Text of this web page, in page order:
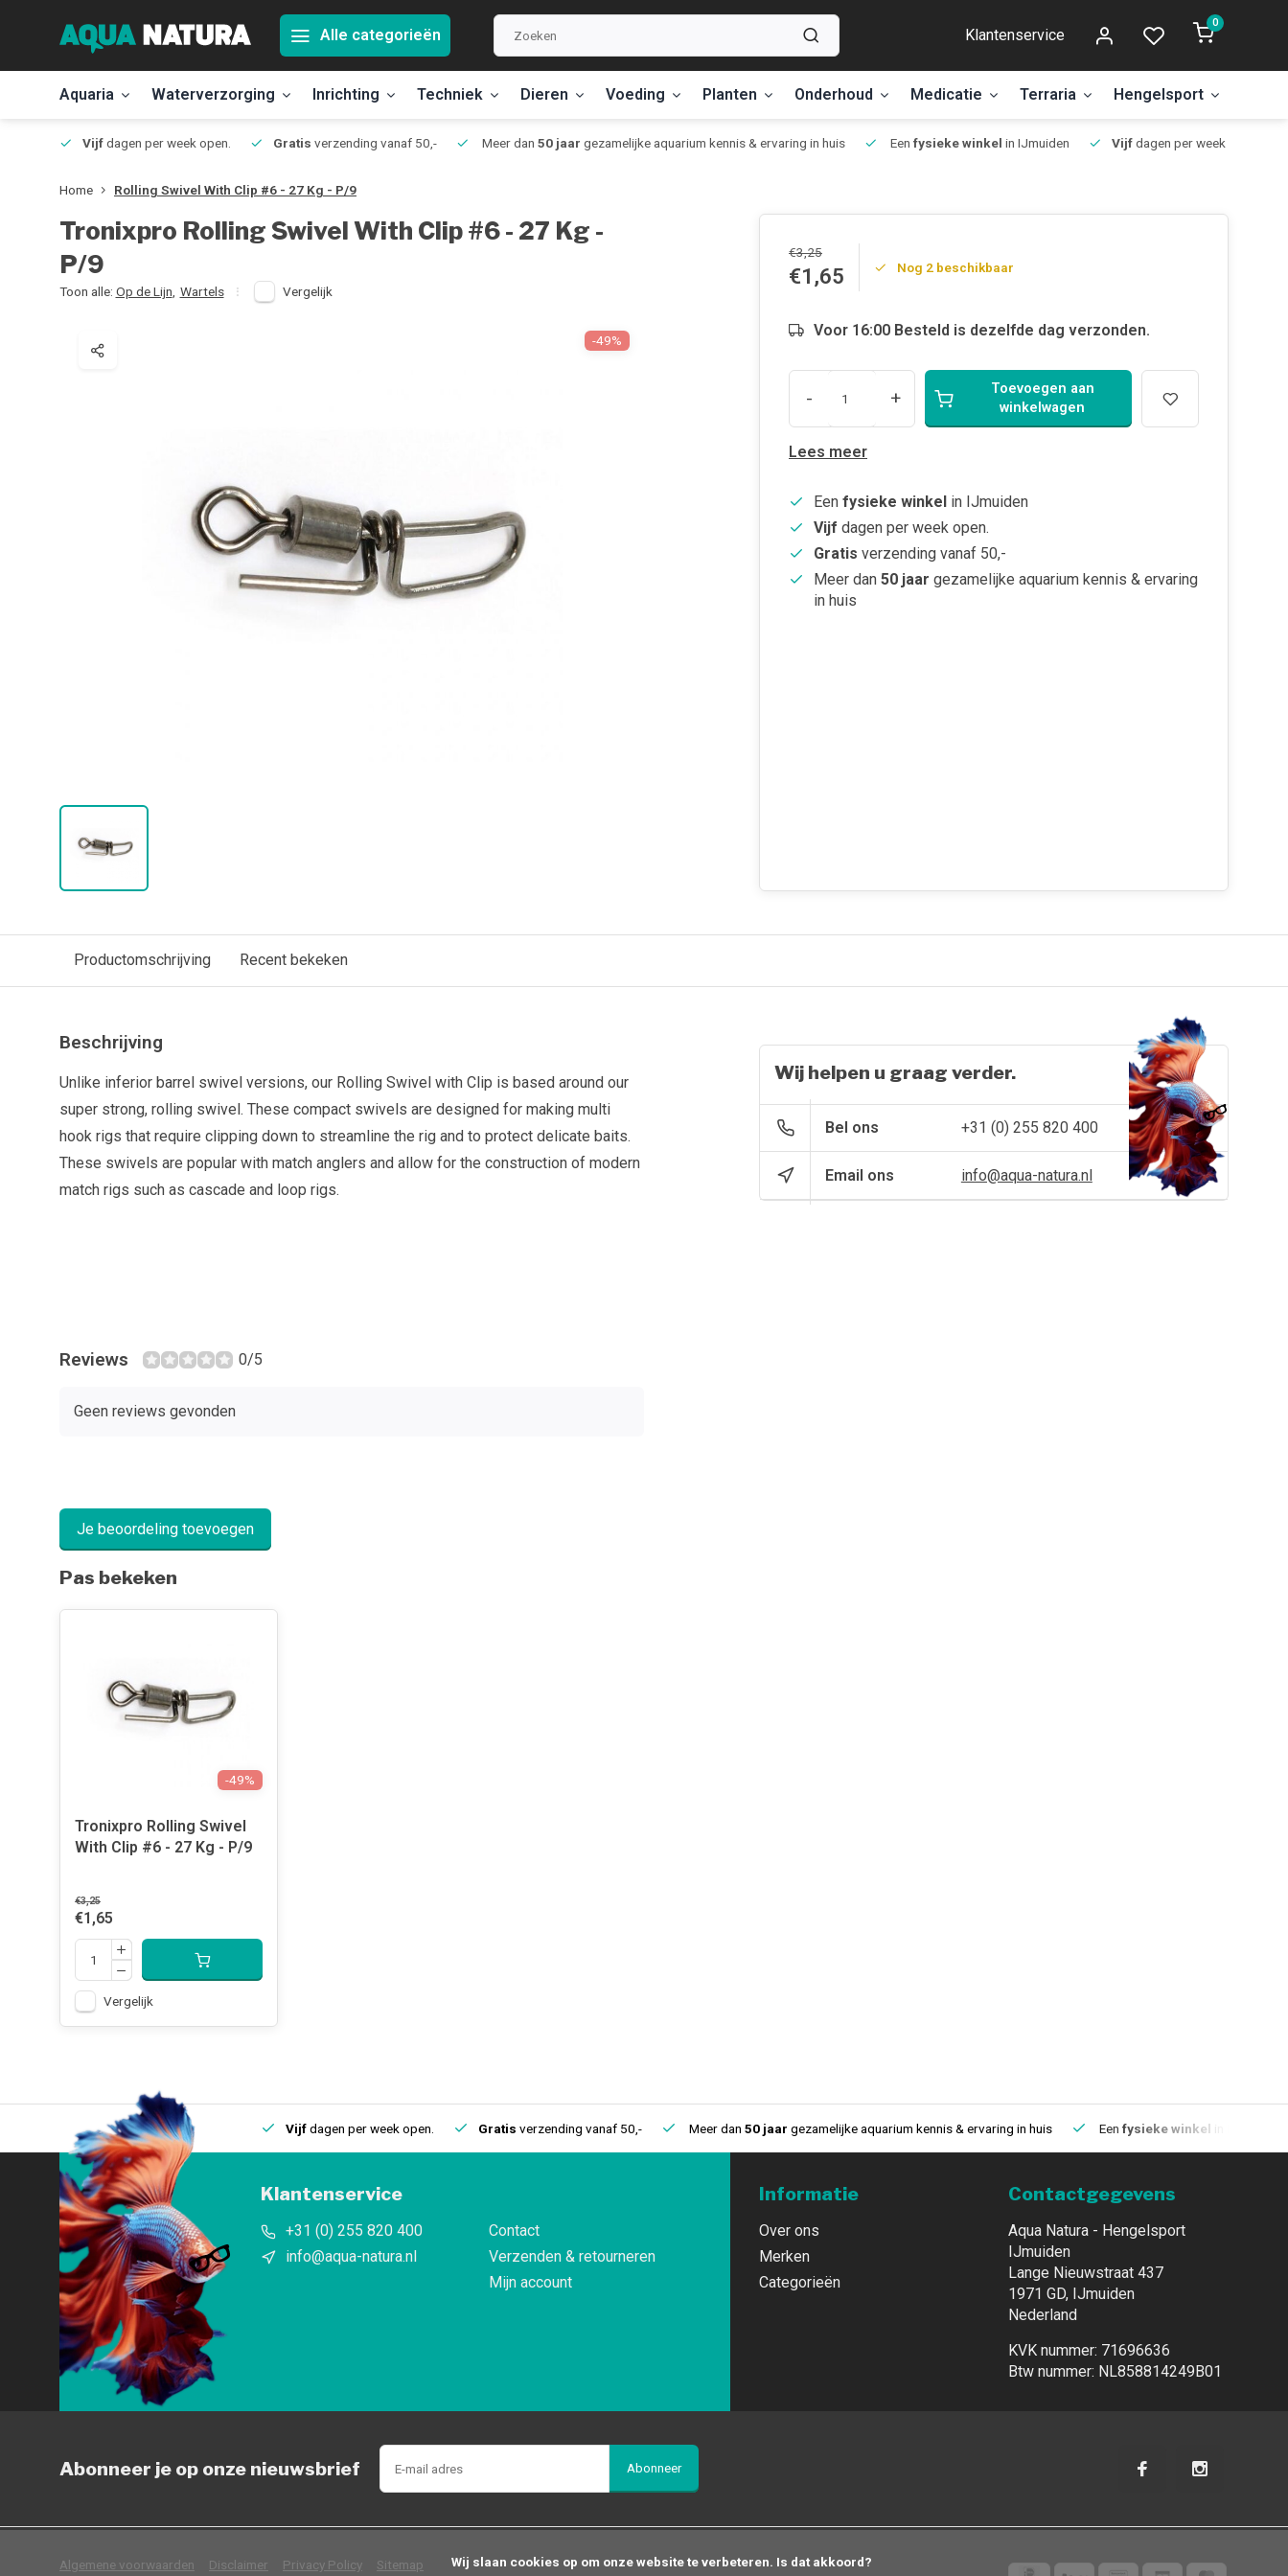
Alle categorieën Klantenservice
0
Aquaria Waterverzorging Inrichting Techniek Dieren Voeding Planten Onderhoud Medicatie Terraria Hengelsport
Vijfdagen per week open. Gratis verzending vanaf 50,- Meer dan 50 jaar gezamelijke aquarium kennis & ervaring in huis Een fysieke winkel in IJmuiden Vijfdagen per week open.
Home Rolling Swivel With Clip #6 - 27 Kg - P/9
Tronixpro Rolling Swivel With Clip #6 - 27 Kg -
P/9
Toon alle: Op de Lijn Wartels Vergelijk
-49%
€3,25
€1,65 Nog 2 beschikbaar
Voor 16:00 Besteld is dezelfde dag verzonden.
- +
Toevoegen aan
winkelwagen
Lees meer
Een fysieke winkel in IJmuiden
Vijf dagen per week open.
Gratis verzending vanaf 50,-
Meer dan 50 jaar gezamelijke aquarium kennis & ervaring
in huis
Productomschrijving Recent bekeken
Beschrijving
Unlike inferior barrel swivel versions, our Rolling Swivel with Clip is based around our
super strong, rolling swivel. These compact swivels are designed for making multi
hook rigs that require clipping down to streamline the rig and to protect delicate baits.
These swivels are popular with match anglers and allow for the construction of modern
match rigs such as cascade and loop rigs.
Reviews 0/5
Geen reviews gevonden
Je beoordeling toevoegen
Wij helpen u graag verder.
Bel ons +31 (0) 255 820 400
Email ons info@aqua-natura.nl
Pas bekeken
-49%
Tronixpro Rolling Swivel
With Clip #6 - 27 Kg - P/9
€3,25
€1,65
Vergelijk
Eenfysieke winkelin IJmuiden Vijfdagen per week open. Gratis verzending vanaf 50,- Meer dan 50 jaar gezamelijke aquarium kennis & ervaring in huis Een fysieke winkel
Klantenservice
+31 (0) 255 820 400
info@aqua-natura.nl
Contact
Verzenden & retourneren
Mijn account
Informatie
Over ons
Merken
Categorieën
Contactgegevens
Aqua Natura - Hengelsport
IJmuiden
Lange Nieuwstraat 437
1971 GD, IJmuiden
Nederland
KVK nummer: 71696636
Btw nummer: NL858814249B01
Abonneer je op onze nieuwsbrief Abonneer
Algemene voorwaarden Disclaimer Privacy Policy Sitemap
            Wij slaan cookies op om onze website te verbeteren. Is dat akkoord?